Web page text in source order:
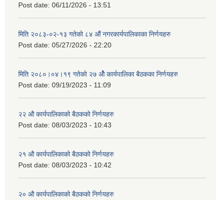
Post date: 06/11/2026 - 13:51
मिति २०८३-०२-१३ गतेको ८४ औं नगरकार्यपालिकाका निर्णयहरु
Post date: 05/27/2026 - 22:20
मिति २०८०।०४।१९ गतेको २७ ‌‍‌ओेै कार्यपालिका बैठकका निर्णयहरु
Post date: 09/19/2023 - 11:09
२‍२ औ कार्यपालिकाको बैठकको निर्णयहरु
Post date: 08/03/2023 - 10:43
२‍१ औ कार्यपालिकाको बैठकको निर्णयहरु
Post date: 08/03/2023 - 10:42
२‍० औ कार्यपालिकाको बैठकको निर्णयहरु